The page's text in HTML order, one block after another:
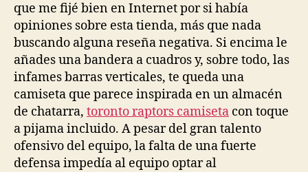
que me fijé bien en Internet por si había
opiniones sobre esta tienda, más que nada
buscando alguna reseña negativa. Si encima le
añades una bandera a cuadros y, sobre todo, las
infames barras verticales, te queda una
camiseta que parece inspirada en un almacén
de chatarra, toronto raptors camiseta con toque
a pijama incluido. A pesar del gran talento
ofensivo del equipo, la falta de una fuerte
defensa impedía al equipo optar al